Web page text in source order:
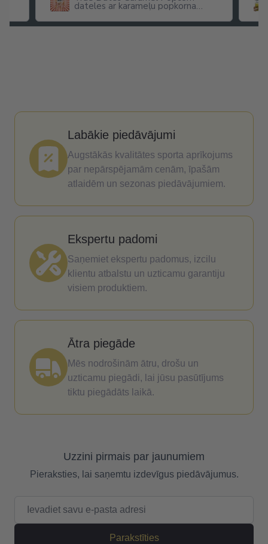
dateles ar karameļu popkorna
Labākie piedāvājumi
Augstākās kvalitātes sporta aprīkojums
par nepārspējamām cenām, īpašām
atlaidēm un sezonas piedāvājumiem.
Ekspertu padomi
Saņemiet ekspertu padomus, izcilu
klientu atbalstu un uzticamu garantiju
visiem produktiem.
Ātra piegāde
Mēs nodrošinām ātru, drošu un
uzticamu piegādi, lai jūsu pasūtījums
tiktu piegādāts laikā.
Uzzini pirmais par jaunumiem
Pieraksties, lai saņemtu izdevīgus piedāvājumus.
Parakstīties